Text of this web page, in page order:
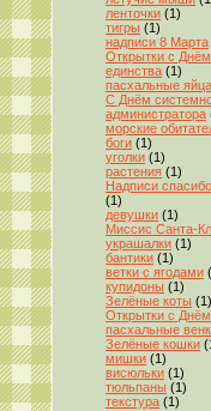
ленточки (1)
тигры (1)
надписи 8 Марта
Открытки с
единства (1)
пасхальные яйца
С Днём
администратора
морские
боги (1)
уголки (1)
растения (1)
Надписи
(1)
девушки (1)
Миссис Санта-
украшалки (1)
бантики (1)
ветки с ягодами
купидоны (1)
Зелёные коты (1)
Открытки с
пасхальные
Зелёные кошки
мишки (1)
висюльки (1)
тюльпаны (1)
текстура (1)